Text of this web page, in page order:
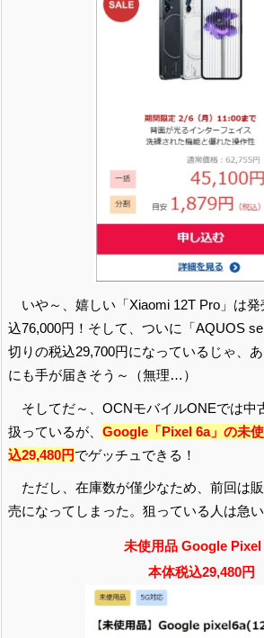
いや～、嬉しい「Xiaomi 12T Pro」は
込76,000円！そして、ついに「AQUOS
切りの税込29,700円になっているじゃ、
にも手が届きそう～（無理…）
そしてだ～、OCNモバイルONEでは中
扱っているが、 Google「Pixel 6a」の未
込29,480円でゲッチュできる！
ただし、在庫数が僅少なため、前回は
売になってしまった。狙っている人は急い
未使用品 Google Pixel
本体税込29,480円